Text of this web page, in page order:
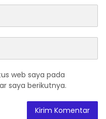
web saya pada
saya berikutnya.